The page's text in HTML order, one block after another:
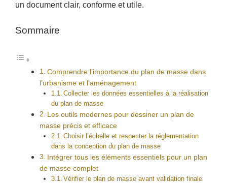
un document clair, conforme et utile.
Sommaire
Comprendre l’importance du plan de masse dans
l’urbanisme et l’aménagement
Collecter les données essentielles à la réalisation
du plan de masse
Les outils modernes pour dessiner un plan de
masse précis et efficace
Choisir l’échelle et respecter la réglementation
dans la conception du plan de masse
Intégrer tous les éléments essentiels pour un plan
de masse complet
Vérifier le plan de masse avant validation finale